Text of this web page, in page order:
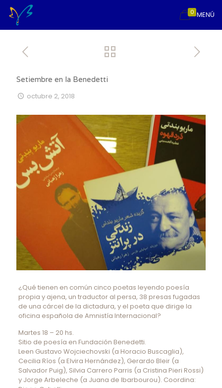
MENÚ
0
Setiembre en la Benedetti
octubre 2, 2018
¿Qué tienen en común cinco poetas leyendo poesía
propia y ajena, un traductor al persa, 38 presas fugadas
de una cárcel de la dictadura, y el poeta que dirige la
oficina española de Amnistía Internacional?
Martes 18 – 20 hs.
Sitio de poesía en Fundación Benedetti.
Leen Gustavo Wojciechovski (a Horacio Buscaglia),
Cecilia Ríos (a Elvira Hernández), Gerardo Bleir (a
Salvador Puig), Silvia Carrero Parris (a Cristina Pieri Rossi)
y Jorge Arbeleche (a Juana de Ibarbourou). Coordina: